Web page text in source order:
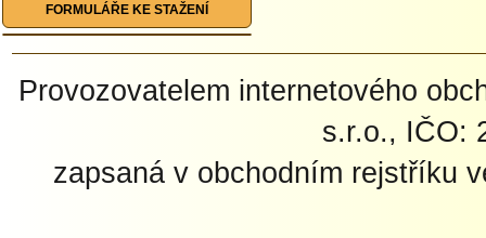
FORMULÁŘE KE STAŽENÍ
Provozovatelem internetového
s.r.o., IČO:
zapsaná v obchodním rejstříku